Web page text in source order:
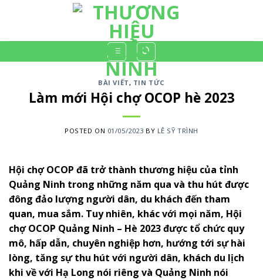
BÀI VIẾT, TIN TỨC
Làm mới Hội chợ OCOP hè 2023
POSTED ON 01/05/2023 BY LÊ SỸ TRÌNH
Hội chợ OCOP đã trở thành thương hiệu của tỉnh
Quảng Ninh trong những năm qua và thu hút được
đông đảo lượng người dân, du khách đến tham
quan, mua sắm. Tuy nhiên, khác với mọi năm, Hội
chợ OCOP Quảng Ninh – Hè 2023 được tổ chức quy
mô, hấp dẫn, chuyên nghiệp hơn, hướng tới sự hài
lòng, tăng sự thu hút với người dân, khách du lịch
khi về với Hạ Long nói riêng và Quảng Ninh nói